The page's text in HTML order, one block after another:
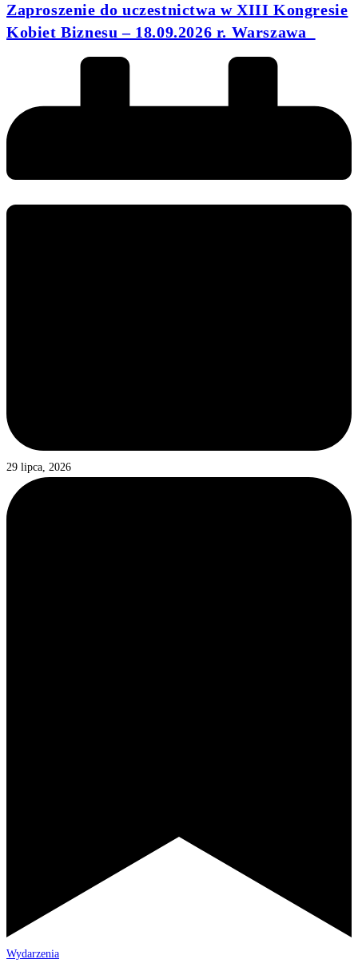
Zaproszenie do uczestnictwa w XIII Kongresie
Kobiet Biznesu – 18.09.2026 r. Warszawa
29 lipca, 2026
Wydarzenia